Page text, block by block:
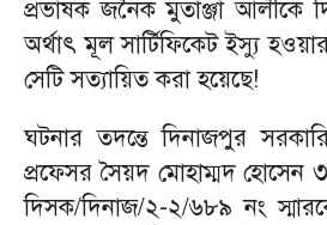
প্রভাষক জনৈক মুতাঞ্জা আলীকে
অর্থাৎ মূল সার্টিফিকেট ইস্যু
সেটি সত্যায়িত করা হয়েছে!
ঘটনার তদন্তে দিনাজপুর
প্রফেসর সৈয়দ মোহাম্মদ হোসেন
দিসক/দিনাজ/২-২/৬৮৯ নং